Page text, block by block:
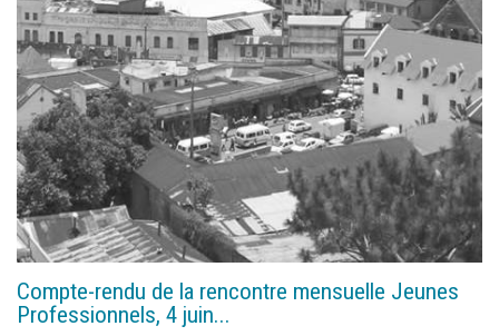
Compte-rendu de la rencontre mensuelle Jeunes
Professionnels, 4 juin...